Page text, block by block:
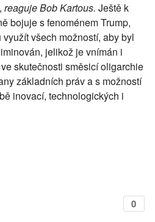
reaguje Bob Kartous. Ještě k
bojuje s fenoménem Trump,
všech možností, aby byl
jelikož je vnímán i
skutečnosti směsicí oligarchie
základních práv a s možností
inovací, technologických i
0